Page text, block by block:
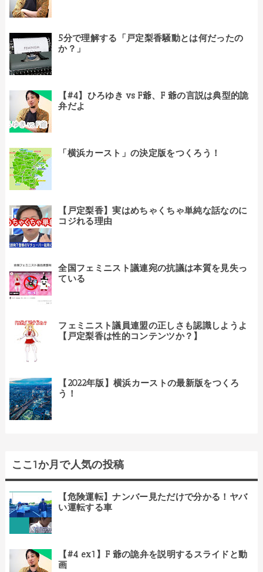
5分で理解する「戸定梨香騒動とは何だったの
か？」
【#4】ひろゆき vs F爺、F 爺の言説は典型的詭
弁だよ
「横浜カースト」の決定版をつくろう！
【戸定梨香】実はめちゃくちゃ単純な話なのに
コジれる理由
全国フェミニスト議連宛の抗議は本質を見失っ
ている
フェミニスト議員連盟の正しさも認識しようよ
【戸定梨香は性的コンテンツか？】
【2022年版】横浜カーストの最新版をつくろ
う！
ここ1か月で人気の投稿
【危険運転】ナンバー見ただけで分かる！ヤバ
い運転する車
【#4 ex1】F 爺の詭弁を説明するスライドと動
画